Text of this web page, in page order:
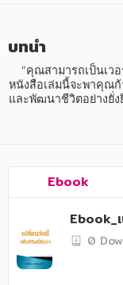
หมวดหมู่หนังสือ
อาหาร สุขภาพ กา
กฎหมาย สัญญา
การเงิน การลงทุน
บทนำ
"คุณสามารถเป็นเวอ
หนังสือเล่มนี้จะพาคุณ
และพัฒนาชีวิตอย่างยั่ง
Ebook
Ebook_
0